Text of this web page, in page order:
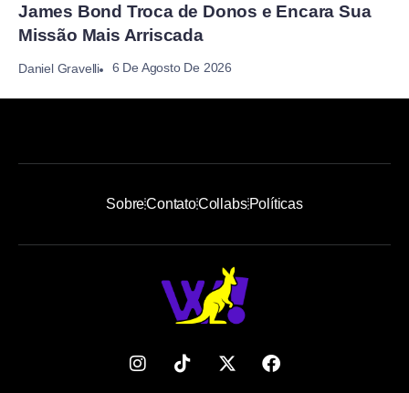
James Bond Troca de Donos e Encara Sua
Missão Mais Arriscada
Daniel Gravelli 6 De Agosto De 2026
SobreContatoCollabsPolíticas